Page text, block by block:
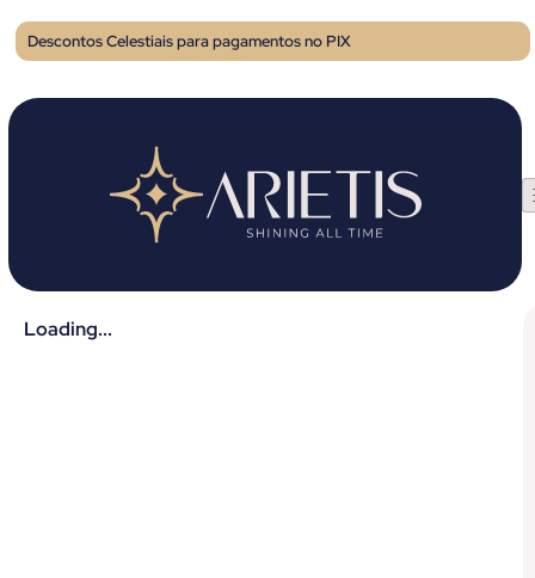
Descontos Celestiais para pagamentos no PIX
Loading...